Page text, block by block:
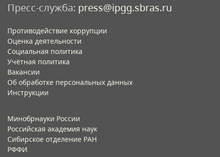
Пресс-служба: press@ipgg.sbras.ru
Противодействие коррупции
Оценка деятельности
Социальная политика
Учётная политика​
Вакансии​
Об обработке персональных данных​
Инструкции​
Минобрнауки России
Российская академия наук
Сибирское отделение РАН
РФФИ